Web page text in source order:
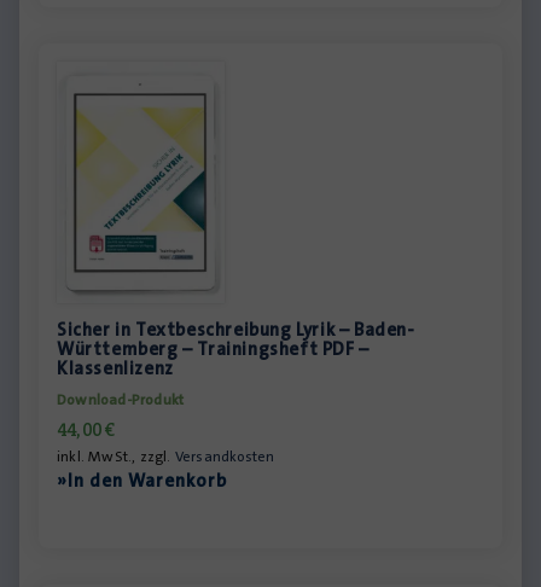
Sicher in Textbeschreibung Lyrik – Baden-
Württemberg – Trainingsheft PDF –
Klassenlizenz
Download-Produkt
44,00€
inkl. MwSt., zzgl. Versandkosten
»In den Warenkorb